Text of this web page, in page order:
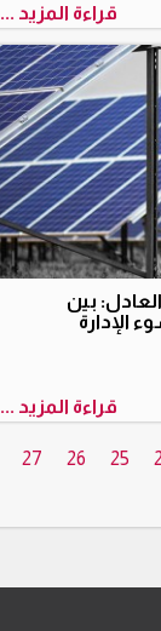
قراءة المزيد ...
بين
الإدارة
قراءة المزيد ...
25
26
27